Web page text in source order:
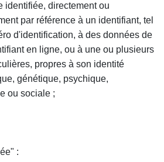
identifiée, directement ou
par référence à un identifiant, tel
d'identification, à des données de
en ligne, ou à une ou plusieurs
propres à son identité
génétique, psychique,
ou sociale ;
: